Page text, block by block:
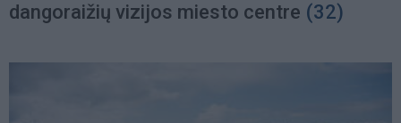
dangoraižių vizijos miesto centre (32)